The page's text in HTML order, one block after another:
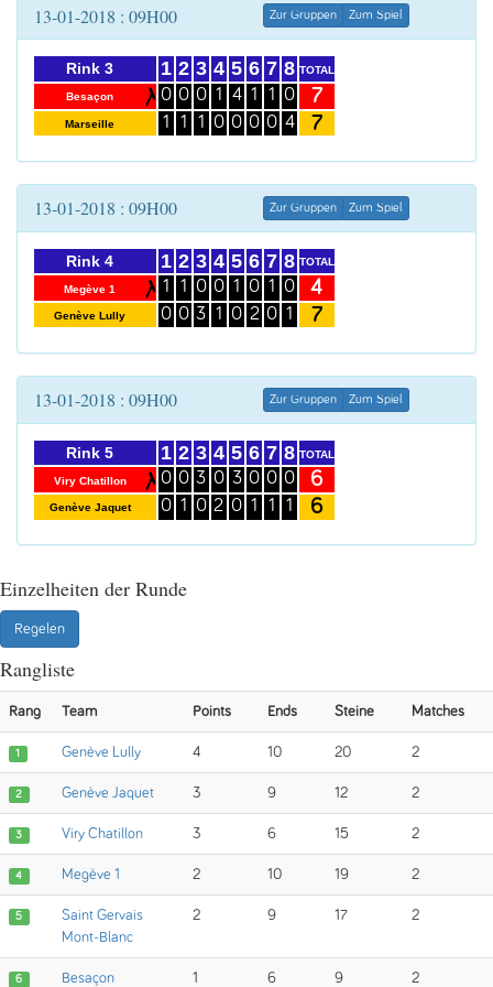
13-01-2018 : 09H00 Zur Gruppen Zum Spiel
Rink 3
Besaçon
Marseille
1
0
1
2
0
1
3
0
1
4
1
0
5
4
0
6
1
0
7
1
0
8
0
4
TOTAL
7
7
13-01-2018 : 09H00 Zur Gruppen Zum Spiel
Rink 4
Megève 1
Genève Lully
1
1
0
2
1
0
3
0
3
4
0
1
5
1
0
6
0
2
7
1
0
8
0
1
TOTAL
4
7
13-01-2018 : 09H00 Zur Gruppen Zum Spiel
Rink 5
Viry Chatillon
Genève Jaquet
1
0
0
2
0
1
3
3
0
4
0
2
5
3
0
6
0
1
7
0
1
8
0
1
TOTAL
6
6
Einzelheiten der Runde
Regelen
Rangliste
Rang Team Points Ends Steine Matches
1 Genève Lully 4 10 20 2
2 Genève Jaquet 3 9 12 2
3 Viry Chatillon 3 6 15 2
4 Megève 1 2 10 19 2
5
Saint Gervais
Mont-Blanc
2 9 17 2
6 Besaçon 1 6 9 2